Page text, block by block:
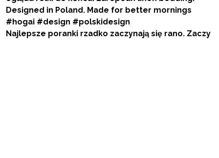
Najlepsze poranki rzadko zaczynają się rano. Zaczy